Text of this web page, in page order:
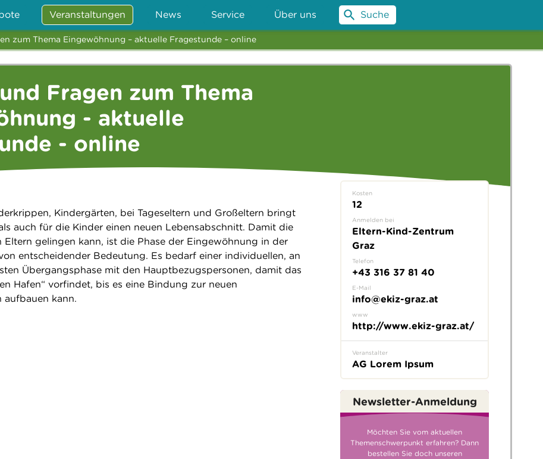
Veranstaltungen News Service Über uns Suche
zum Thema Eingewöhnung – aktuelle Fragestunde – online
Fragen zum Thema
- aktuelle
- online
Kindergärten, bei Tageseltern und Großeltern bringt
auch für die Kinder einen neuen Lebensabschnitt. Damit die
Eltern gelingen kann, ist die Phase der Eingewöhnung in der
entscheidender Bedeutung. Es bedarf einer individuellen, an
Übergangsphase mit den Hauptbezugspersonen, damit das
Hafen“ vorfindet, bis es eine Bindung zur neuen
aufbauen kann.
Kosten
12
Anmelden bei
Eltern-Kind-Zentrum
Graz
Telefon
+43 316 37 81 40
E-Mail
info@ekiz-graz.at
www
http://www.ekiz-graz.at/
Veranstalter
AG Lorem Ipsum
Newsletter-Anmeldung
Möchten Sie vom aktuellen
Themenschwerpunkt erfahren? Dann
bestellen Sie doch unseren